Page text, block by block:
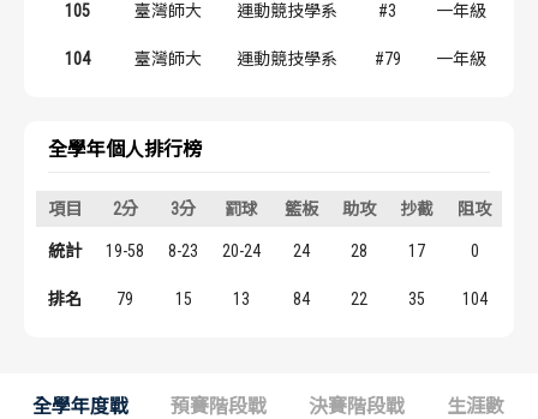
歷史數據排行
歷史數據排行
105 臺灣師大 運動競技學系 #3 一年級
104 臺灣師大 運動競技學系 #79 一年級
全學年個人排行榜
項目 2分 3分 罰球 籃板 助攻 抄截 阻攻
統計 19-58 8-23 20-24 24 28 17 0
排名 79 15 13 84 22 35 104
全學年度戰
預賽階段戰
決賽階段戰
生涯數